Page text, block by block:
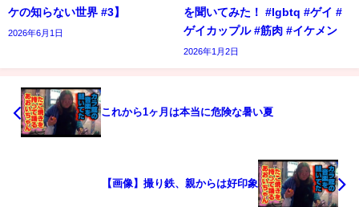
ケの知らない世界 #3】
2026年6月1日
を聞いてみた！ #lgbtq #ゲイ #
ゲイカップル #筋肉 #イケメン
2026年1月2日
これから1ヶ月は本当に危険な暑い夏
【画像】撮り鉄、親からは好印象